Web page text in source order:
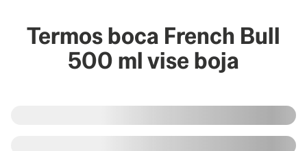
Termos boca French Bull
500 ml vise boja